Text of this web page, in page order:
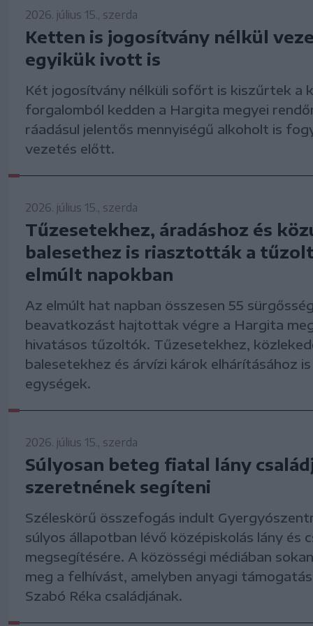
2026. július 15., szerda
Ketten is jogosítvány nélkül
egyikük ivott is
Két jogosítvány nélküli sofőrt is kiszűrtek a
forgalomból kedden a Hargita megyei
ráadásul jelentős mennyiségű alkoholt is
vezetés előtt.
2026. július 15., szerda
Tűzesetekhez, áradáshoz és
balesethez is riasztották a
elmúlt napokban
Az elmúlt hat napban összesen 55
beavatkozást hajtottak végre a Hargita
hivatásos tűzoltók. Tűzesetekhez,
balesetekhez és árvízi károk elhárításához
egységek.
2026. július 15., szerda
Súlyosan beteg fiatal lány
szeretnének segíteni
Széleskörű összefogás indult
súlyos állapotban lévő középiskolás lány és
megsegítésére. A közösségi médiában
meg a felhívást, amelyben anyagi
Szabó Réka családjának.